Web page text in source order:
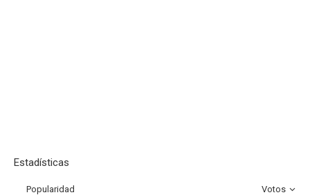
Estadísticas
Popularidad Votos